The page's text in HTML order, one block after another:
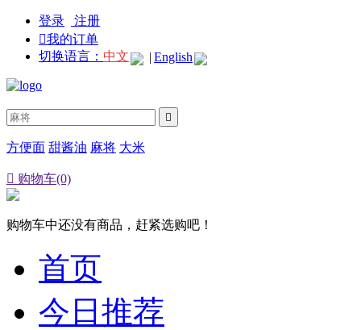
登录
注册
我的订单
切换语言： 中文 | English

方便面 甜酱油 麻将 大米
 购物车(0)
购物车中还没有商品，赶紧选购吧！
首页
今日推荐